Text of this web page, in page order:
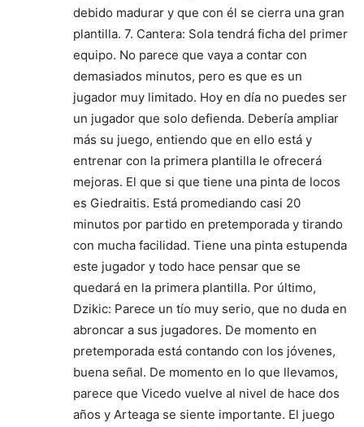
debido madurar y que con él se cierra una gran
plantilla. 7. Cantera: Sola tendrá ficha del primer
equipo. No parece que vaya a contar con
demasiados minutos, pero es que es un
jugador muy limitado. Hoy en día no puedes ser
un jugador que solo defienda. Debería ampliar
más su juego, entiendo que en ello está y
entrenar con la primera plantilla le ofrecerá
mejoras. El que si que tiene una pinta de locos
es Giedraitis. Está promediando casi 20
minutos por partido en pretemporada y tirando
con mucha facilidad. Tiene una pinta estupenda
este jugador y todo hace pensar que se
quedará en la primera plantilla. Por último,
Dzikic: Parece un tío muy serio, que no duda en
abroncar a sus jugadores. De momento en
pretemporada está contando con los jóvenes,
buena señal. De momento en lo que llevamos,
parece que Vicedo vuelve al nivel de hace dos
años y Arteaga se siente importante. El juego